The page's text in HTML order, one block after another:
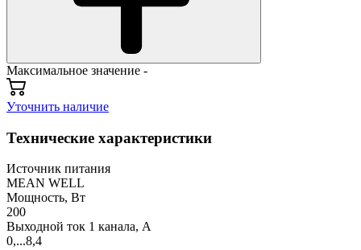
Максимальное значение -
Уточнить наличие
Технические характеристики
Источник питания
MEAN WELL
Мощность, Вт
200
Выходной ток 1 канала, А
0,...8,4